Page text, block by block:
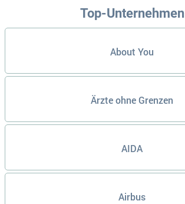
Top-Unternehmen
About You
Ärzte ohne Grenzen
AIDA
Airbus